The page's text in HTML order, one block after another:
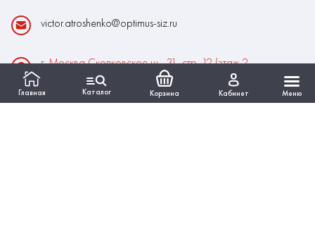
Главная Каталог Корзина Кабинет Меню
victor.atroshenko@optimus-siz.ru
г. Москва Сколковское ш., 31, стр. 12 (этаж 2,
помещение 22)
Время работы: